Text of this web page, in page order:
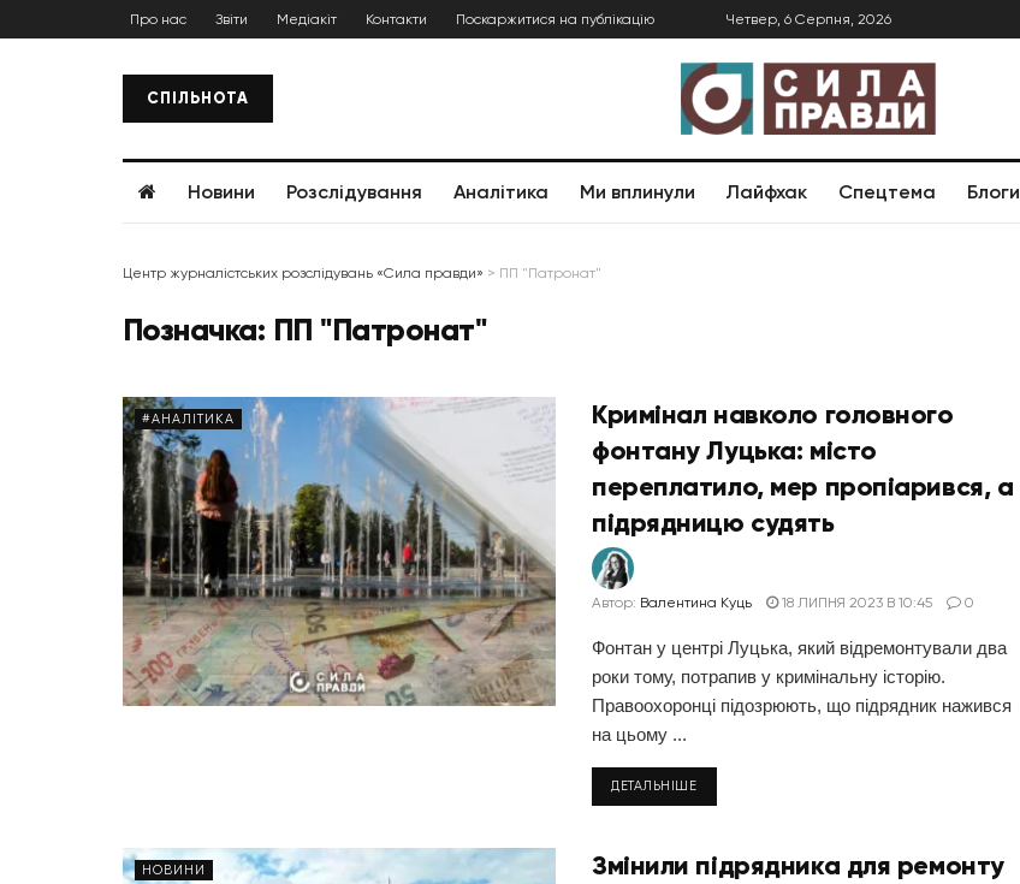
Про нас Звіти Медіакіт Контакти Поскаржитися на публікацію Четвер, 6 Серпня, 2026
СПІЛЬНОТА
Новини Розслідування Аналітика Ми вплинули Лайфхак Спецтема Блоги
Центр журналістських розслідувань «Сила правди» > ПП "Патронат"
Позначка: ПП "Патронат"
#АНАЛІТИКА
Кримінал навколо головного
фонтану Луцька: місто
переплатило, мер пропіарився, а
підрядницю судять
Автор: Валентина Куць 18 ЛИПНЯ 2023 В 10:45 0
Фонтан у центрі Луцька, який відремонтували два
роки тому, потрапив у кримінальну історію.
Правоохоронці підозрюють, що підрядник нажився
на цьому ...
ДЕТАЛЬНІШЕ
НОВИНИ
Змінили підрядника для ремонту